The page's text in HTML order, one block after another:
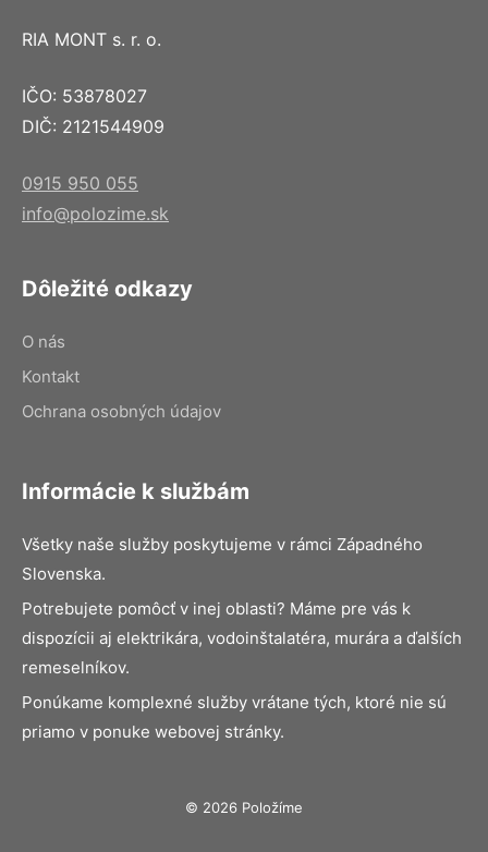
RIA MONT s. r. o.
IČO: 53878027
DIČ: 2121544909
0915 950 055
info@polozime.sk
Dôležité odkazy
O nás
Kontakt
Ochrana osobných údajov
Informácie k službám
Všetky naše služby poskytujeme v rámci Západného
Slovenska.
Potrebujete pomôcť v inej oblasti? Máme pre vás k
dispozícii aj elektrikára, vodoinštalatéra, murára a ďalších
remeselníkov.
Ponúkame komplexné služby vrátane tých, ktoré nie sú
priamo v ponuke webovej stránky.
© 2026 Položíme